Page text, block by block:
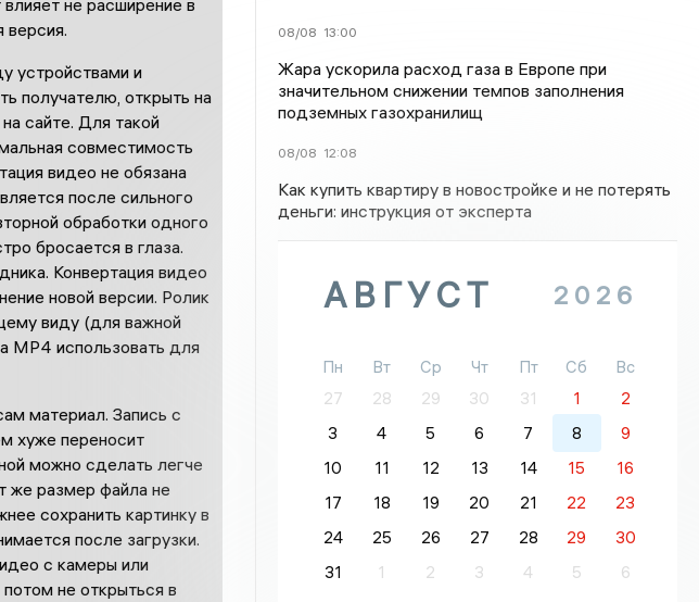
не расширение в
версия.
устройствами и
получателю, открыть на
сайте. Для такой
совместимость
видео не обязана
после сильного
обработки одного
бросается в глаза.
Конвертация видео
новой версии. Ролик
виду (для важной
MP4 использовать для
материал. Запись с
хуже переносит
можно сделать легче
же размер файла не
сохранить картинку в
после загрузки.
с камеры или
не открыться в
08/08 13:00
Жара ускорила расход газа в Европе при
значительном снижении темпов заполнения
подземных газохранилищ
08/08 12:08
Как купить квартиру в новостройке и не потерять
деньги: инструкция от эксперта
АВГУСТ 2026
Пн Вт Ср Чт Пт Сб
Вс
27
28 29 30 31 1
2
3
4 5 6 7 8
9
10
11 12 13 14 15
16
17
18 19 20 21 22
23
24
25 26 27 28 29
30
31
1 2 3 4 5 6